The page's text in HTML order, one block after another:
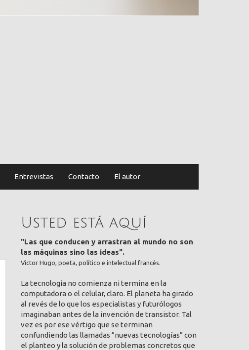
Entrevistas Contacto El autor
Usted está aquí
"Las que conducen y arrastran al mundo no son
las máquinas sino las ideas".
Victor Hugo, poeta, político e intelectual francés.
La tecnología no comienza ni termina en la
computadora o el celular, claro. El planeta ha girado
al revés de lo que los especialistas y futurólogos
imaginaban antes de la invención de transistor. Tal
vez es por ese vértigo que se terminan
confundiendo las llamadas “nuevas tecnologías” con
el planteo y la solución de problemas concretos que